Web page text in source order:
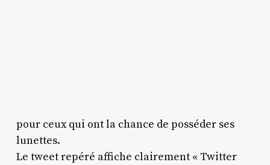
pour ceux qui ont la chance de posséder ses
lunettes.
Le tweet repéré affiche clairement « Twitter